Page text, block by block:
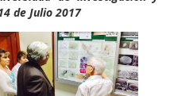
de Julio 2017